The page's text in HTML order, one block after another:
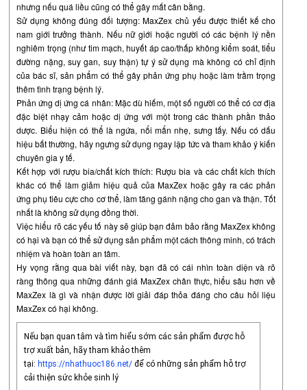
nhưng nếu quá liều cũng có thể gây mất cân bằng.
Sử dụng không đúng đối tượng: MaxZex chủ yếu được thiết kế cho
nam giới trưởng thành. Nếu nữ giới hoặc người có các bệnh lý nền
nghiêm trọng (như tim mạch, huyết áp cao/thấp không kiểm soát, tiểu
đường nặng, suy gan, suy thận) tự ý sử dụng mà không có chỉ định
của bác sĩ, sản phẩm có thể gây phản ứng phụ hoặc làm trầm trọng
thêm tình trạng bệnh lý.
Phản ứng dị ứng cá nhân: Mặc dù hiếm, một số người có thể có cơ địa
đặc biệt nhạy cảm hoặc dị ứng với một trong các thành phần thảo
dược. Biểu hiện có thể là ngứa, nổi mẩn nhẹ, sưng tấy. Nếu có dấu
hiệu bất thường, hãy ngưng sử dụng ngay lập tức và tham khảo ý kiến
chuyên gia y tế.
Kết hợp với rượu bia/chất kích thích: Rượu bia và các chất kích thích
khác có thể làm giảm hiệu quả của MaxZex hoặc gây ra các phản
ứng phụ tiêu cực cho cơ thể, làm tăng gánh nặng cho gan và thận. Tốt
nhất là không sử dụng đồng thời.
Việc hiểu rõ các yếu tố này sẽ giúp bạn đảm bảo rằng MaxZex không
có hại và bạn có thể sử dụng sản phẩm một cách thông minh, có trách
nhiệm và hoàn toàn an tâm.
Hy vọng rằng qua bài viết này, bạn đã có cái nhìn toàn diện và rõ
ràng thông qua những đánh giá MaxZex chân thực, hiểu sâu hơn về
MaxZex là gì và nhận được lời giải đáp thỏa đáng cho câu hỏi liệu
MaxZex có hại không.
Nếu bạn quan tâm và tìm hiểu sớm các sản phẩm được hỗ
trợ xuất bản, hãy tham khảo thêm
tại: https://nhathuoc186.net/ để có những sản phẩm hỗ trợ
cải thiện sức khỏe sinh lý